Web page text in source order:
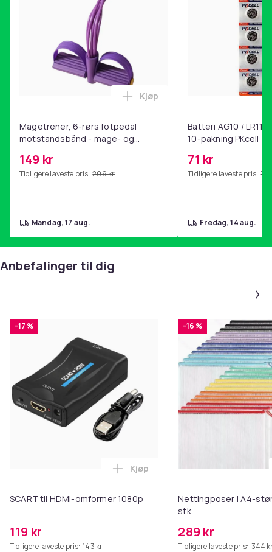
Magetrener, 6-rørs fotpedal
motstandsbånd - mage- og
hjemmegymnastikk Purple
149 kr
Tidligere laveste pris: 209 kr
Legg Magetrener, 6-rørs
Kjøp
mandag, 17 aug.
Batteri AG10 /
10-pakning PKcell
71 kr
Tidligere laveste pris: 76
fredag, 14 aug.
Anbefalinger til dig
-17 %
SCART til HDMI-omformer 1080p
119 kr
Tidligere laveste pris: 143 kr
Legg SCART til HDMI-omformer
Kjøp
-16 %
Nettingposer i A4-
stk.
289 kr
Tidligere laveste pris: 344